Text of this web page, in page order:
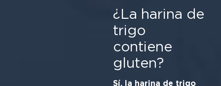
¿La harina de
trigo
contiene
gluten?
Sí, la harina de trigo